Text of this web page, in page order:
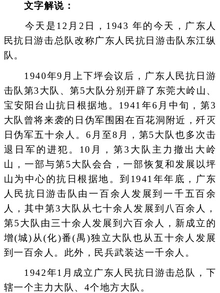
文字解说：
今天是12月2日，1943 年的今天，广东人
民抗日游击总队改称广东人民抗日游击队东江纵
队。
1940年9月上下坪会议后，广东人民抗日游
击队第3大队、第5大队分别开辟了东莞大岭山、
宝安阳台山抗日根据地。1941年6月中旬，第3
大队曾将来袭的日伪军围困在百花洞附近，歼灭
日伪军五十余人。6月至8月，第5大队也多次击
退日军的进犯。10月，第3大队主力撤出大岭
山，一部与第5大队会合，一部恢复和发展以坪
山为中心的抗日根据地。到1941年年底，广东
人民抗日游击队由一百余人发展到一千五百余
人，其中第3大队从七十余人发展到八百余人，
第5大队由三十余人发展到六百余人，新成立的
增(城)从(化)番(禺)独立大队也从五十余人发展
到一百余人。此外，民兵武装达一千余人。
1942年1月成立广东人民抗日游击总队，下
辖一个主力大队、4个地方大队。